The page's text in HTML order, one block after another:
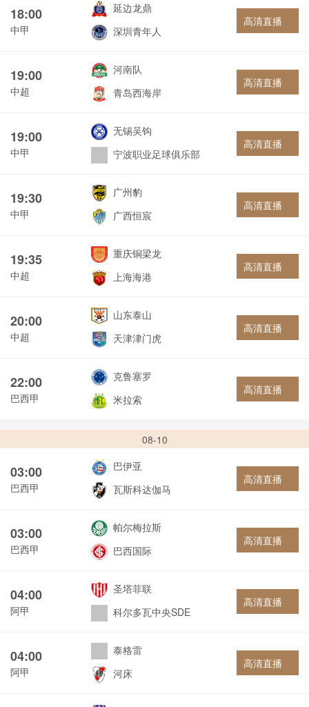
18:00
中甲
延边龙鼎
深圳青年人
高清直播
19:00
中超
河南队
青岛西海岸
高清直播
19:00
中甲
无锡吴钩
宁波职业足球俱乐部
高清直播
19:30
中甲
广州豹
广西恒宸
高清直播
19:35
中超
重庆铜梁龙
上海海港
高清直播
20:00
中超
山东泰山
天津津门虎
高清直播
22:00
巴西甲
克鲁塞罗
米拉索
高清直播
08-10
03:00
巴西甲
巴伊亚
瓦斯科达伽马
高清直播
03:00
巴西甲
帕尔梅拉斯
巴西国际
高清直播
04:00
阿甲
圣塔菲联
科尔多瓦中央SDE
高清直播
04:00
阿甲
泰格雷
河床
高清直播